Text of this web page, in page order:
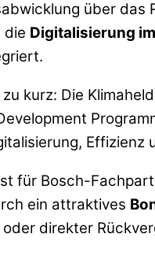
über das
die Digitalisierung
kurz: Die
Effizienz
für Bosch-
ein attraktives
direkter